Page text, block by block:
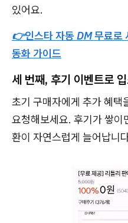
있어요.
👉인스타 자동 DM 무료로
동화 가이드
세 번째, 후기 이벤트로
초기 구매자에게 추가 혜택
요청해보세요. 후기가 쌓이
환이 자연스럽게 늘어납니